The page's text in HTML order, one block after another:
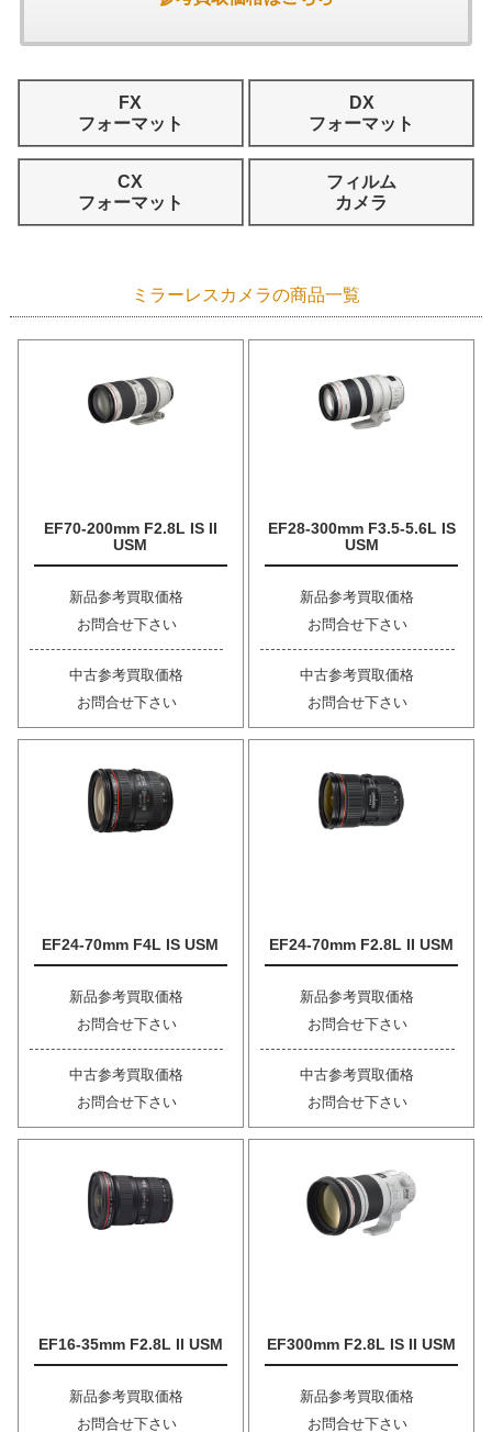
FX
フォーマット
DX
フォーマット
CX
フォーマット
フィルム
カメラ
ミラーレスカメラの商品一覧
EF70-200mm F2.8L IS II
USM
新品参考買取価格
お問合せ下さい
中古参考買取価格
お問合せ下さい
EF28-300mm F3.5-5.6L IS
USM
新品参考買取価格
お問合せ下さい
中古参考買取価格
お問合せ下さい
EF24-70mm F4L IS USM
新品参考買取価格
お問合せ下さい
中古参考買取価格
お問合せ下さい
EF24-70mm F2.8L II USM
新品参考買取価格
お問合せ下さい
中古参考買取価格
お問合せ下さい
EF16-35mm F2.8L II USM
新品参考買取価格
お問合せ下さい
EF300mm F2.8L IS II USM
新品参考買取価格
お問合せ下さい